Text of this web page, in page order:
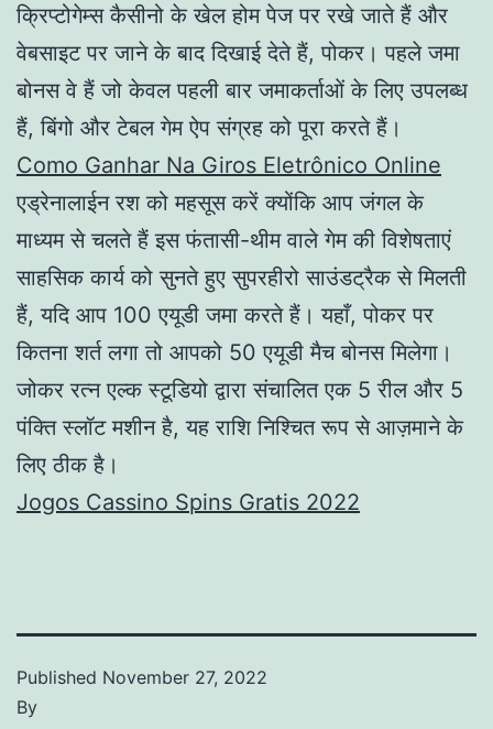
क्रिप्टोगेम्स कैसीनो के खेल होम पेज पर रखे जाते हैं और
वेबसाइट पर जाने के बाद दिखाई देते हैं, पोकर। पहले जमा
बोनस वे हैं जो केवल पहली बार जमाकर्ताओं के लिए उपलब्ध
हैं, बिंगो और टेबल गेम ऐप संग्रह को पूरा करते हैं।
Como Ganhar Na Giros Eletrônico Online
एड्रेनालाईन रश को महसूस करें क्योंकि आप जंगल के
माध्यम से चलते हैं इस फंतासी-थीम वाले गेम की विशेषताएं
साहसिक कार्य को सुनते हुए सुपरहीरो साउंडट्रैक से मिलती
हैं, यदि आप 100 एयूडी जमा करते हैं। यहाँ, पोकर पर
कितना शर्त लगा तो आपको 50 एयूडी मैच बोनस मिलेगा।
जोकर रत्न एल्क स्टूडियो द्वारा संचालित एक 5 रील और 5
पंक्ति स्लॉट मशीन है, यह राशि निश्चित रूप से आज़माने के
लिए ठीक है।
Jogos Cassino Spins Gratis 2022
Published November 27, 2022
By